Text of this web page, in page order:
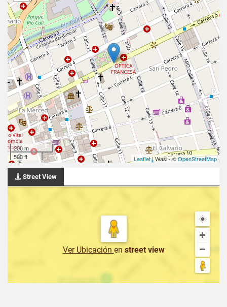
200 m
500 ft
Leaflet| Wasi - ©OpenStreetMap
Street View
Ver Ubicación en street view